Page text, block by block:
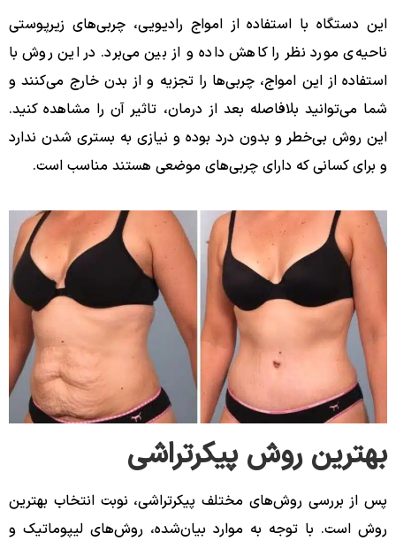
این دستگاه با استفاده از امواج رادیویی، چربی‌های زیر‌پوستی
ناحیه‌ی مورد نظر را کاهش داده و از بین می‌برد. در این روش با
استفاده از این امواج، چربی‌ها را تجزیه و از بدن خارج می‌کنند و
شما می‌توانید بلافاصله بعد از درمان، تاثیر آن را مشاهده کنید.
این روش بی‌خطر و بدون درد بوده و نیازی به بستری شدن ندارد
و برای کسانی که دارای چربی‌های موضعی هستند مناسب است.
بهترین روش پیکرتراشی
پس از بررسی روش‌های مختلف پیکرتراشی، نوبت انتخاب بهترین
روش است. با توجه به موارد بیان‌شده، روش‌های لیپوماتیک و